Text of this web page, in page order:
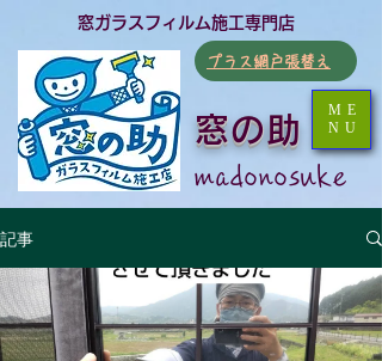
窓の助
​窓ガラスフィルム施工専門店
​madonosuke
​プラス網戸張替え
ME
NU
記事